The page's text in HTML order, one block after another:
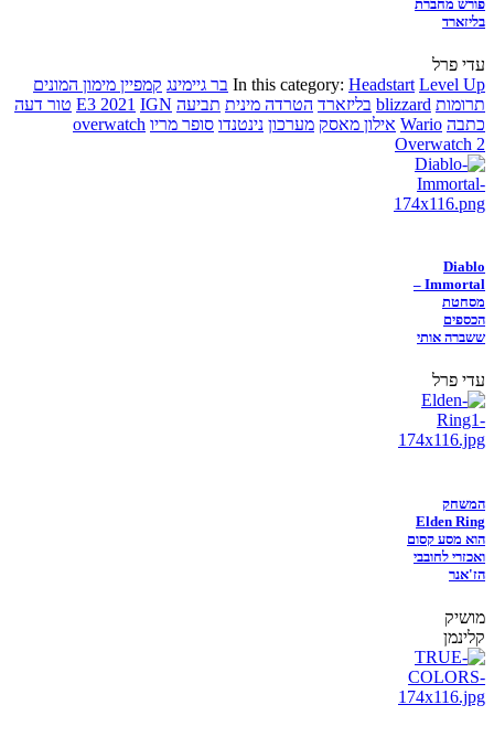
פורש מחברת
בליזארד
עדי פרל
In this category: Headstart Level Up בר גיימינג קמפיין מימון המונים
תרומות blizzard בליזארד הטרדה מינית תביעה E3 2021 IGN
טור דעה
כתבה Wario אילון מאסק מערכון נינטנדו סופר מריו overwatch
Overwatch 2
Diablo
Immortal –
מסחטת
הכספים
ששברה אותי
עדי פרל
המשחק
Elden Ring
הוא מסע קסום
ואכזרי לחובבי
הז'אנר
מושיק
קלינמן